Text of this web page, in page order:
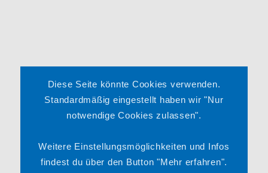
Impressum
Datenschutzerklärung
Satzung
Diese Seite könnte Cookies verwenden.
Standardmäßig eingestellt haben wir "Nur
notwendige Cookies zulassen".
Weitere Einstellungsmöglichkeiten und Infos
findest du über den Button "Mehr erfahren".